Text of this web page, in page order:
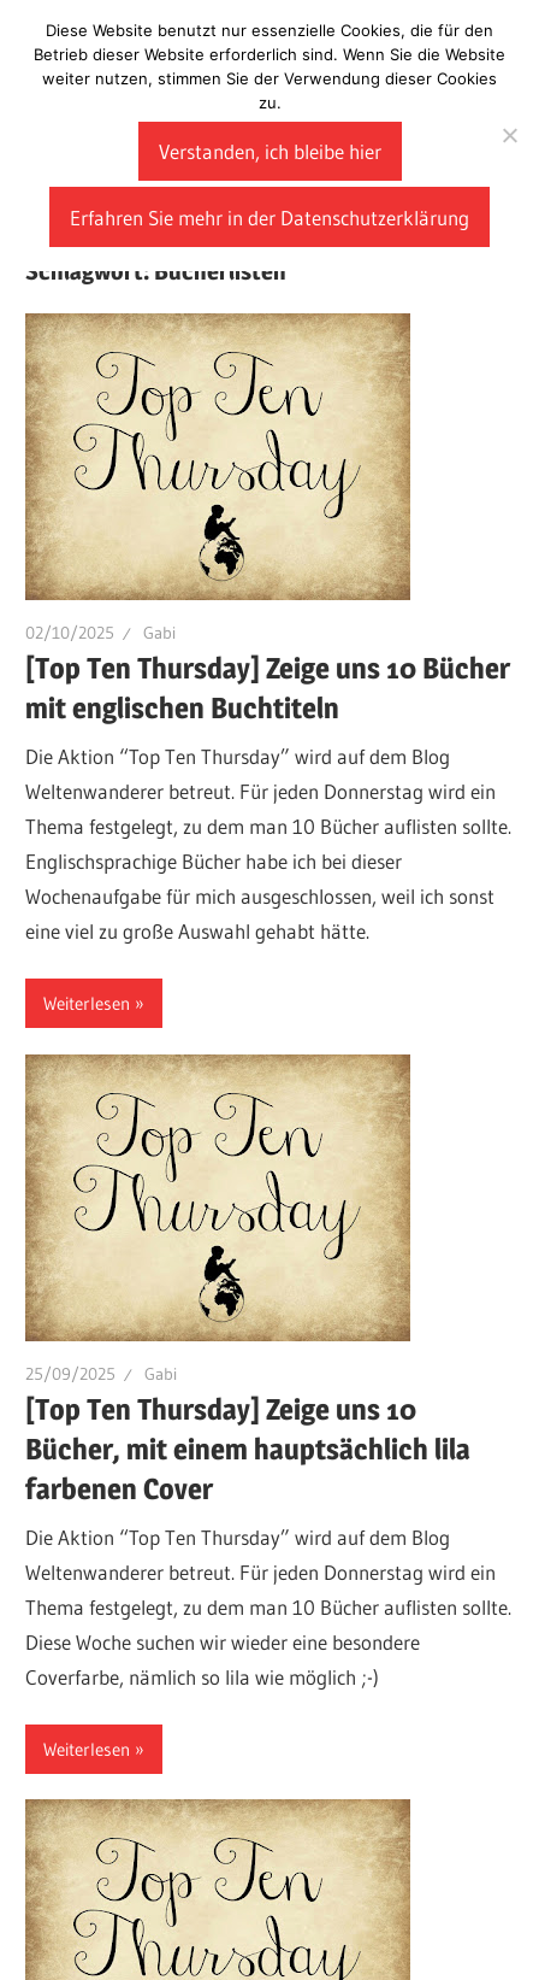
Inhalt
springen
Laberladen
Schlagwort: Bücherlisten
02/10/2025 Gabi
[Top Ten Thursday] Zeige uns 10 Bücher
mit englischen Buchtiteln
Die Aktion “Top Ten Thursday” wird auf dem Blog
Weltenwanderer betreut. Für jeden Donnerstag wird ein
Thema festgelegt, zu dem man 10 Bücher auflisten sollte.
Englischsprachige Bücher habe ich bei dieser
Wochenaufgabe für mich ausgeschlossen, weil ich sonst
eine viel zu große Auswahl gehabt hätte.
Weiterlesen
25/09/2025 Gabi
[Top Ten Thursday] Zeige uns 10
Bücher, mit einem hauptsächlich lila
farbenen Cover
Die Aktion “Top Ten Thursday” wird auf dem Blog
Weltenwanderer betreut. Für jeden Donnerstag wird ein
Thema festgelegt, zu dem man 10 Bücher auflisten sollte.
Diese Woche suchen wir wieder eine besondere
Coverfarbe, nämlich so lila wie möglich ;-)
Weiterlesen
Diese Website benutzt nur essenzielle Cookies, die für den
Betrieb dieser Website erforderlich sind. Wenn Sie die Website
weiter nutzen, stimmen Sie der Verwendung dieser Cookies
zu.
Verstanden, ich bleibe hier
Erfahren Sie mehr in der Datenschutzerklärung